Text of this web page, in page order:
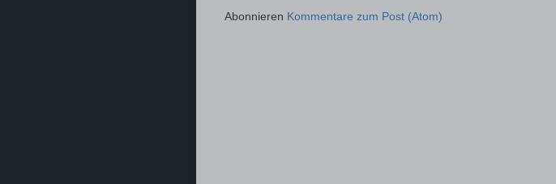
Abonnieren Kommentare zum Post (Atom)